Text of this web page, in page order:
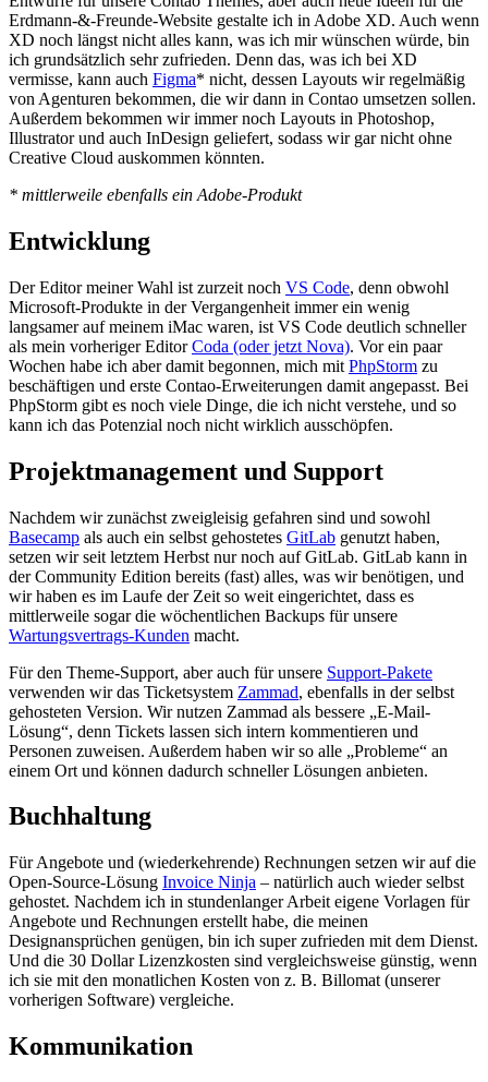
Erdmann-&-Freunde-Website gestalte ich in Adobe XD. Auch wenn
XD noch längst nicht alles kann, was ich mir wünschen würde, bin
ich grundsätzlich sehr zufrieden. Denn das, was ich bei XD
vermisse, kann auch Figma* nicht, dessen Layouts wir regelmäßig
von Agenturen bekommen, die wir dann in Contao umsetzen sollen.
Außerdem bekommen wir immer noch Layouts in Photoshop,
Illustrator und auch InDesign geliefert, sodass wir gar nicht ohne
Creative Cloud auskommen könnten.
* mittlerweile ebenfalls ein Adobe-Produkt
Entwicklung
Der Editor meiner Wahl ist zurzeit noch VS Code, denn obwohl
Microsoft-Produkte in der Vergangenheit immer ein wenig
langsamer auf meinem iMac waren, ist VS Code deutlich schneller
als mein vorheriger EditorCoda (oder jetzt Nova). Vor ein paar
Wochen habe ich aber damit begonnen, mich mit PhpStorm zu
beschäftigen und erste Contao-Erweiterungen damit angepasst. Bei
PhpStorm gibt es noch viele Dinge, die ich nicht verstehe, und so
kann ich das Potenzial noch nicht wirklich ausschöpfen.
Projektmanagement und Support
Nachdem wir zunächst zweigleisig gefahren sind und sowohl
Basecamp als auch ein selbst gehostetes GitLab genutzt haben,
setzen wir seit letztem Herbst nur noch auf GitLab. GitLab kann in
der Community Edition bereits (fast) alles, was wir benötigen, und
wir haben es im Laufe der Zeit so weit eingerichtet, dass es
mittlerweile sogar die wöchentlichen Backups für unsere
Wartungsvertrags-Kunden macht.
Für den Theme-Support, aber auch für unsere Support-Pakete
verwenden wir das Ticketsystem Zammad, ebenfalls in der selbst
gehosteten Version. Wir nutzen Zammad als bessere „E-Mail-
Lösung“, denn Tickets lassen sich intern kommentieren und
Personen zuweisen. Außerdem haben wir so alle „Probleme“ an
einem Ort und können dadurch schneller Lösungen anbieten.
Buchhaltung
Für Angebote und (wiederkehrende) Rechnungen setzen wir auf die
Open-Source-Lösung Invoice Ninja – natürlich auch wieder selbst
gehostet. Nachdem ich in stundenlanger Arbeit eigene Vorlagen für
Angebote und Rechnungen erstellt habe, die meinen
Designansprüchen genügen, bin ich super zufrieden mit dem Dienst.
Und die 30 Dollar Lizenzkosten sind vergleichsweise günstig, wenn
ich sie mit den monatlichen Kosten von z. B. Billomat (unserer
vorherigen Software) vergleiche.
Kommunikation